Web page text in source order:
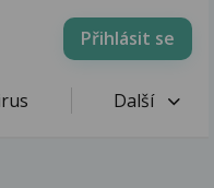
Přihlásit se
Další